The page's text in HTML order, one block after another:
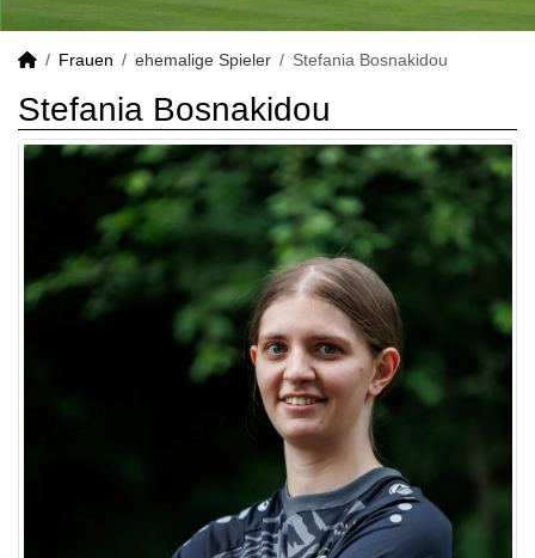
Frauen ehemalige Spieler Stefania Bosnakidou
Stefania Bosnakidou